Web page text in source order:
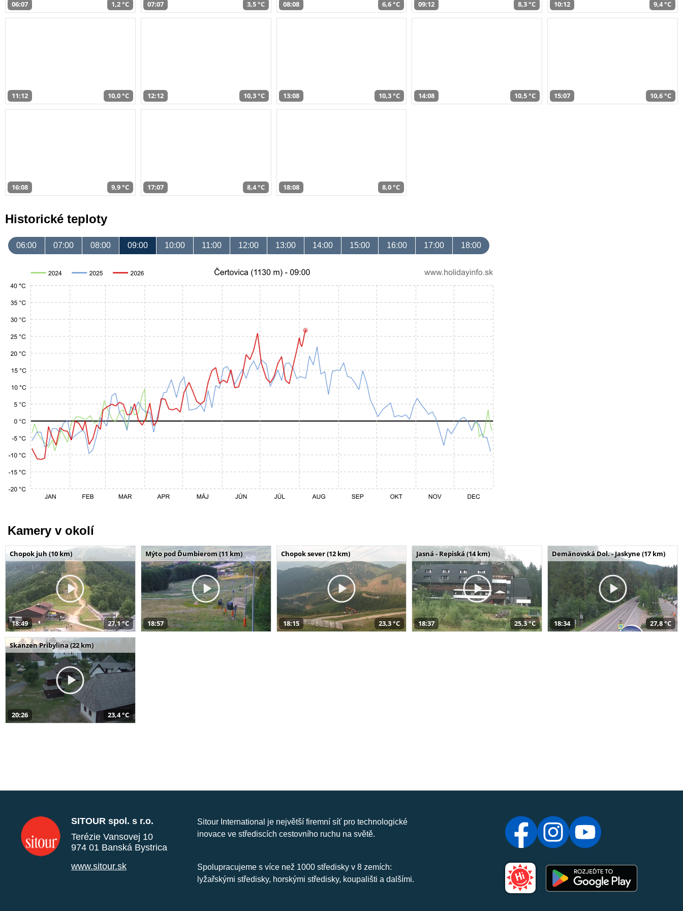
06:07 1,2 °C 07:07 3,5 °C 08:08 6,6 °C 09:12 8,3 °C 10:12 9,4 °C
11:12 10,0 °C 12:12 10,3 °C 13:08 10,3 °C 14:08 10,5 °C 15:07 10,6 °C
16:08 9,9 °C 17:07 8,4 °C 18:08 8,0 °C
Historické teploty
06:00 07:00 08:00 09:00 10:00 11:00 12:00 13:00 14:00 15:00 16:00 17:00 18:00
Kamery v okolí
Chopok juh (10 km)
18:49 27,1 °C
Mýto pod Ďumbierom (11 km)
18:57
Chopok sever (12 km)
18:15 23,3 °C
Jasná - Repiská (14 km)
18:37 25,3 °C
Demänovská Dol. - Jaskyne (17 km)
18:34 27,8 °C
Skanzen Pribylina (22 km)
20:26 23,4 °C
SITOUR spol. s r.o.
Terézie Vansovej 10
974 01 Banská Bystrica
www.sitour.sk
Sitour International je největší firemní síť pro technologické
inovace ve střediscích cestovního ruchu na světě.
Spolupracujeme s více než 1000 středisky v 8 zemích:
lyžařskými středisky, horskými středisky, koupališti a dalšími.